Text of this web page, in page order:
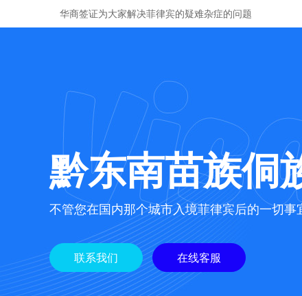
华商签证为大家解决菲律宾的疑难杂症的问题
黔东南苗族侗
不管您在国内那个城市入境菲律宾后的一切事
联系我们 在线客服